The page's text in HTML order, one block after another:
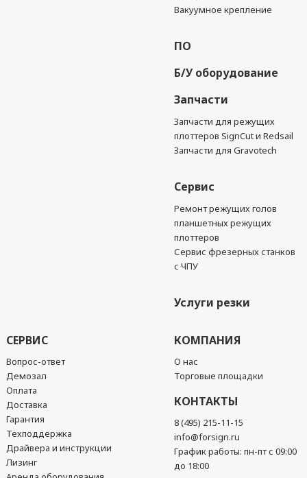
Вакуумное крепление
ПО
Б/У оборудование
Запчасти
Запчасти для режущих
плоттеров SignCut и Redsail
Запчасти для Gravotech
Сервис
Ремонт режущих голов
планшетных режущих
плоттеров
Сервис фрезерных станков
с ЧПУ
Услуги резки
СЕРВИС
Вопрос-ответ
Демозал
Оплата
Доставка
Гарантия
Техподдержка
Драйвера и инструкции
Лизинг
КОМПАНИЯ
О нас
Торговые площадки
КОНТАКТЫ
8 (495) 215-11-15
info@forsign.ru
График работы: пн-пт с 09:00
до 18:00